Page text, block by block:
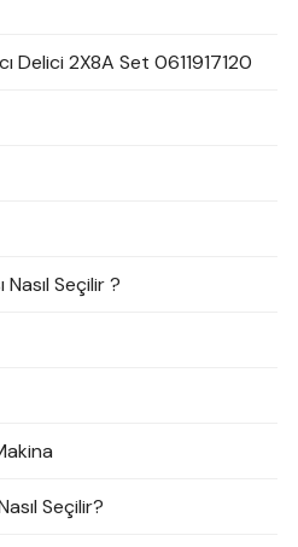
Delici 2X8A Set 0611917120
Seçilir ?
Seçilir?